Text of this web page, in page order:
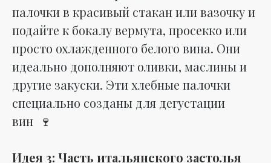
палочки в красивый стакан или вазочку и
подайте к бокалу вермута, просекко или
просто охлажденного белого вина. Они
идеально дополняют оливки, маслины и
другие закуски. Эти хлебные палочки
специально созданы для дегустации
вин 🍷
Идея 3: Часть итальянского застолья